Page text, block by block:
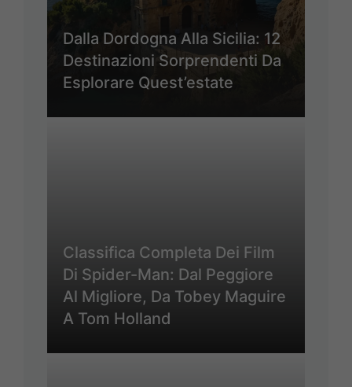
Dalla Dordogna Alla Sicilia: 12
Destinazioni Sorprendenti Da
Esplorare Quest’estate
Classifica Completa Dei Film
Di Spider-Man: Dal Peggiore
Al Migliore, Da Tobey Maguire
A Tom Holland